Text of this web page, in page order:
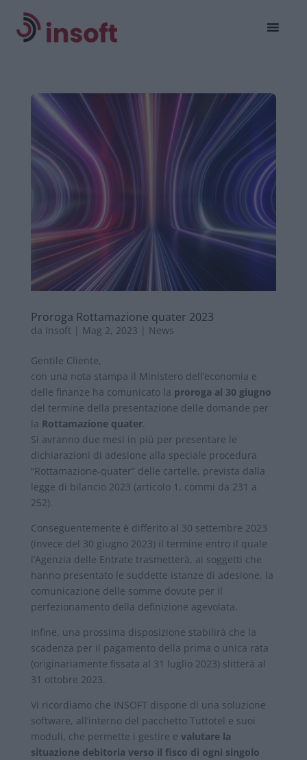
Proroga Rottamazione quater 2023
da Insoft | Mag 2, 2023 | News
Gentile Cliente,
con una nota stampa il Ministero dell’economia e
delle finanze ha comunicato la proroga al 30 giugno
del termine della presentazione delle domande per
la Rottamazione quater.
Si avranno due mesi in più per presentare le
dichiarazioni di adesione alla speciale procedura
“Rottamazione-quater” delle cartelle, prevista dalla
legge di bilancio 2023 (articolo 1, commi da 231 a
252).
Conseguentemente è differito al 30 settembre 2023
(invece del 30 giugno 2023) il termine entro il quale
l’Agenzia delle Entrate trasmetterà, ai soggetti che
hanno presentato le suddette istanze di adesione, la
comunicazione delle somme dovute per il
perfezionamento della definizione agevolata.
Infine, una prossima disposizione stabilirà che la
scadenza per il pagamento della prima o unica rata
(originariamente fissata al 31 luglio 2023) slitterà al
31 ottobre 2023.
Vi ricordiamo che INSOFT dispone di una soluzione
software, all’interno del pacchetto Tuttotel e suoi
moduli, che permette i gestire e valutare la
situazione debitoria verso il fisco di ogni singolo